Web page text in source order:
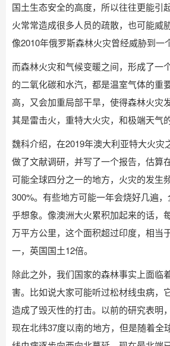
国土生态安全的高度，所以往往更能引
火常常造成很多人员的疏散，也可能威
像2010年俄罗斯森林火灾曾经威胁到一
而森林火灾和气候变暖之间，形成了一
的二氧化碳和水汽，都是温室气体的重
高，又会加重局部干旱，使得森林火灾
其是雷击火，重特大火灾，和极端天气
魏科介绍，在2019年澳大利亚特大火灾
做了文献调研，并写了一个报告，估算
可能全球四分之一的地方，火灾的发生
300%。有些地方可能一年会烧好几遍
乎想象。像澳洲大火累积加起来的话，
万平方公里，这个面积超过印度，相当
一，英国国土12倍。
除此之外，我们国家的森林事实上面临
害。比如说大家可能听过松材线虫病，
造成了毁灭性的打击。以前的研究表明
现在北纬37度以南的地方，但是随着全